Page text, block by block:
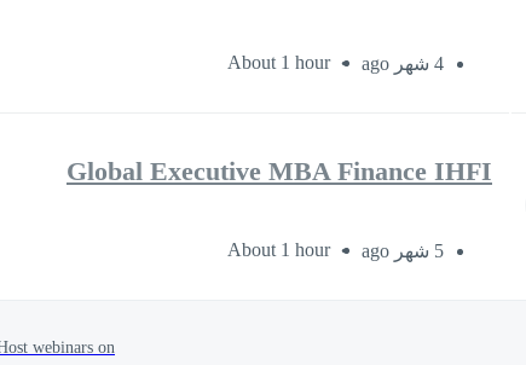
4 شهر ago About 1 hour
Global Executive MBA Finance IHFI
5 شهر ago About 1 hour
webinars on